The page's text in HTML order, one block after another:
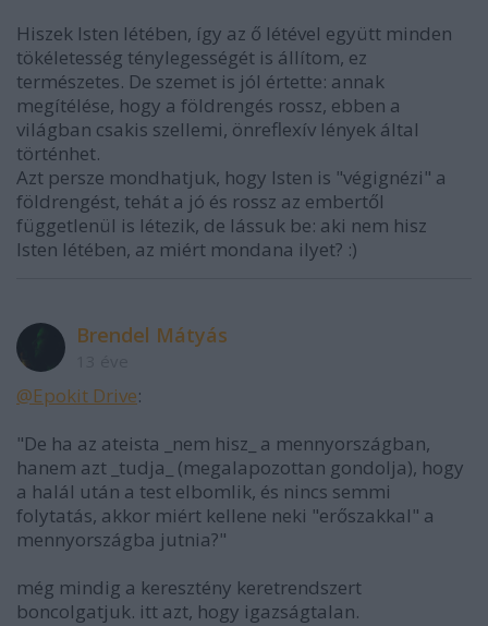
Hiszek Isten létében, így az ő létével együtt minden
tökéletesség ténylegességét is állítom, ez
természetes. De szemet is jól értette: annak
megítélése, hogy a földrengés rossz, ebben a
világban csakis szellemi, önreflexív lények által
történhet.
Azt persze mondhatjuk, hogy Isten is "végignézi" a
földrengést, tehát a jó és rossz az embertől
függetlenül is létezik, de lássuk be: aki nem hisz
Isten létében, az miért mondana ilyet? :)
Brendel Mátyás
@Epokit Drive:
"De ha az ateista _nem hisz_ a mennyországban,
hanem azt _tudja_ (megalapozottan gondolja), hogy
a halál után a test elbomlik, és nincs semmi
folytatás, akkor miért kellene neki "erőszakkal" a
mennyországba jutnia?"
még mindig a keresztény keretrendszert
boncolgatjuk. itt azt, hogy igazságtalan.